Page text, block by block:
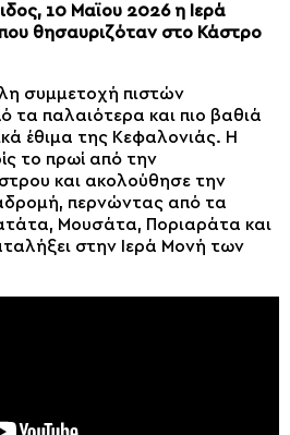
10 Μαϊου 2026 η Ιερά
θησαυριζόταν στο Κάστρο
συμμετοχή πιστών
τα παλαιότερα και πιο βαθιά
έθιμα της Κεφαλονιάς. Η
το πρωί από την
και ακολούθησε την
περνώντας από τα
Μουσάτα, Ποριαράτα και
στην Ιερά Μονή των